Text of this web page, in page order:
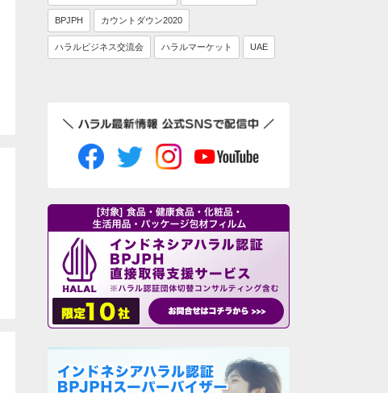
BPJPH カウントダウン2020
ハラルビジネス交流会 ハラルマーケット UAE